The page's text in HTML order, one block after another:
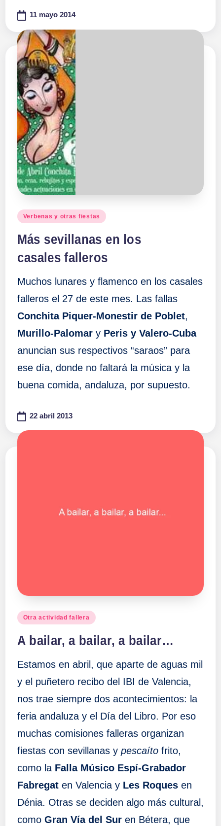
11 mayo 2014
Publicado
Verbenas y otras fiestas
Más sevillanas en los
casales falleros
Muchos lunares y flamenco en los casales
falleros el 27 de este mes. Las fallas
Conchita Piquer-Monestir de Poblet,
Murillo-PalomaryPeris y Valero-Cuba
anuncian sus respectivos “saraos” para
ese día, donde no faltará la música y la
buena comida, andaluza, por supuesto.
22 abril 2013
Publicado
Otra actividad fallera
A bailar, a bailar, a bailar…
Estamos en abril, que aparte de aguas mil
y el puñetero recibo del IBI de Valencia,
nos trae siempre dos acontecimientos: la
feria andaluza y el Día del Libro. Por eso
muchas comisiones falleras organizan
fiestas con sevillanas y pescaítofrito,
como la Falla Músico Espí-Grabador
Fabregaten Valencia y Les Roquesen
Dénia. Otras se deciden algo más cultural,
como Gran Vía del Suren Bétera, que